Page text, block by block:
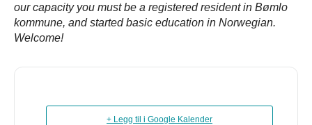
our capacity you must be a registered resident in Bømlo
kommune, and started basic education in Norwegian.
Welcome!
+ Legg til i Google Kalender